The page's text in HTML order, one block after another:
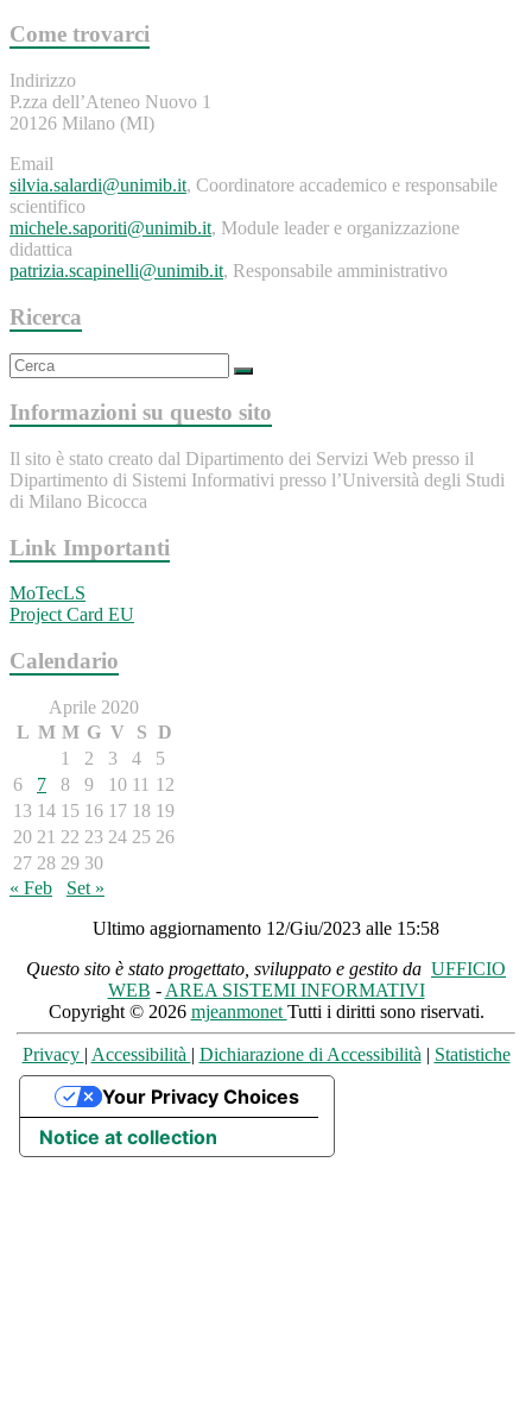
Come trovarci
Indirizzo
P.zza dell’Ateneo Nuovo 1
20126 Milano (MI)
Email
silvia.salardi@unimib.it, Coordinatore accademico e responsabile
scientifico
michele.saporiti@unimib.it, Module leader e organizzazione
didattica
patrizia.scapinelli@unimib.it, Responsabile amministrativo
Ricerca
Informazioni su questo sito
Il sito è stato creato dal Dipartimento dei Servizi Web presso il
Dipartimento di Sistemi Informativi presso l’Università degli Studi
di Milano Bicocca
Link Importanti
MoTecLS
Project Card EU
Calendario
Aprile 2020
L M M G V S D
1
2 3 4
5
6
7 8 9 10 11 12
13 14 15 16 17 18 19
20 21 22 23 24 25 26
27 28 29 30
« Feb
Set »
Ultimo aggiornamento 12/Giu/2023 alle 15:58
Questo sito è stato progettato, sviluppato e gestito da UFFICIO
WEB - AREA SISTEMI INFORMATIVI
Copyright © 2026 mjeanmonet Tutti i diritti sono riservati.
Privacy | Accessibilità | Dichiarazione di Accessibilità | Statistiche
Notice at collection
Your Privacy Choices